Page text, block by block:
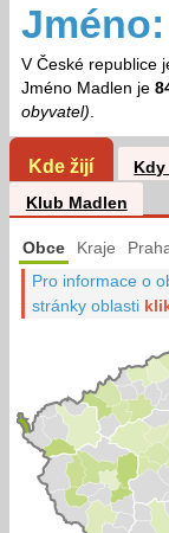
Jméno:
V České republice
Jméno Madlen je
obyvatel).
Kde žijí
Klub Madlen
Obce Kraje
Pro informace o
stránky oblasti